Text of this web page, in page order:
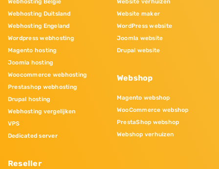
Webhosting Belgie
Webhosting Duitsland
Webhosting Engeland
Wordpress webhosting
Magento hosting
Joomla hosting
Woocommerce webhosting
Prestashop webhosting
Drupal hosting
Webhosting vergelijken
VPS
Dedicated server
Reseller
Website verhuizen
Website maker
WordPress website
Joomla website
Drupal website
Webshop
Magento webshop
WooCommerce webshop
PrestaShop webshop
Webshop verhuizen